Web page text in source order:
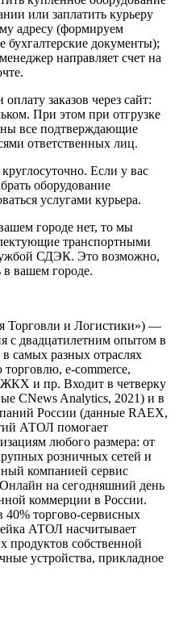
или заплатить курьеру
адресу (формируем
бухгалтерские документы);
направляет счет на
заказов через сайт:
При этом при отгрузке
все подтверждающие
ответственных лиц.
Если у вас
оборудование
услугами курьера.
городе нет, то мы
транспортными
СДЭК. Это возможно,
вашем городе.
Торговли и Логистики») —
с двадцатилетним опытом в
самых разных отраслях
e-commerce,
ЖКХ и пр. Входит в четверку
CNews Analytics, 2021) и в
Росcии (данные RAEX,
АТОЛ помогает
любого размера: от
розничных сетей и
компанией сервис
на сегодняшний день
коммерции в России.
торгово-сервисных
АТОЛ насчитывает
продуктов собственной
устройства, прикладное